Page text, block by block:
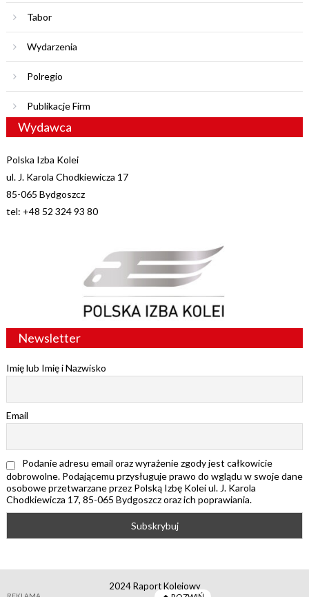
Tabor
Wydarzenia
Polregio
Publikacje Firm
Wydawca
Polska Izba Kolei
ul. J. Karola Chodkiewicza 17
85-065 Bydgoszcz
tel: +48 52 324 93 80
Newsletter
Imię lub Imię i Nazwisko
Email
Podanie adresu email oraz wyrażenie zgody jest całkowicie
dobrowolne. Podającemu przysługuje prawo do wglądu w swoje dane
osobowe przetwarzane przez Polską Izbę Kolei ul. J. Karola
Chodkiewicza 17, 85-065 Bydgoszcz oraz ich poprawiania.
2024 Raport Kolejowy